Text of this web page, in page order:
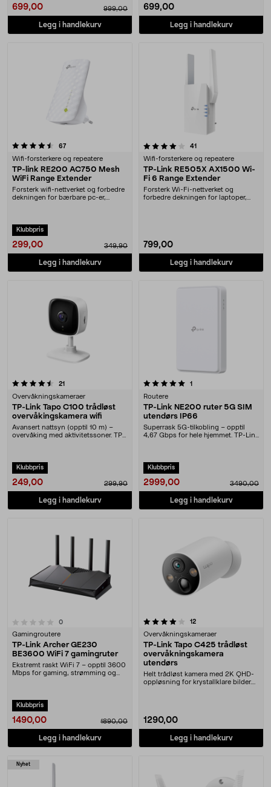
699,00 999,00
Legg i handlekurv
699,00
Legg i handlekurv
67anmeldelser
Wifi-forsterkere og repeatere
TP-link RE200 AC750 Mesh
WiFi Range Extender
Forsterk wifi-nettverket og forbedre
dekningen for bærbare pc-er,
Klubbpris
299,00 349,90
Legg i handlekurv
4.0 av 5 stjerner 41
Wifi-forsterkere og repeatere
TP-Link RE505X AX1500 Wi-
Fi 6 Range Extender
Forsterk Wi-Fi-nettverket og
forbedre dekningen for laptoper,
799,00
Legg i handlekurv
21
Overvåkningskameraer
TP-Link Tapo C100 trådløst
overvåkingskamera wifi
Avansert nattsyn (opptil 10 m) –
overvåking med aktivitetssoner. TP-
Klubbpris
249,00 299,90
Legg i handlekurv
5.0 av 5 stjerner 1
Routere
TP-Link NE200 ruter 5G SIM
utendørs IP66
Superrask 5G-tilkobling – opptil
4,67 Gbps for hele hjemmet. TP-Link
Klubbpris
2999,00 3490,00
Legg i handlekurv
0anmeldelser
Gamingroutere
TP-Link Archer GE230
BE3600 WiFi 7 gamingruter
Ekstremt raskt WiFi 7 – opptil 3600
Mbps for gaming, strømming og
Klubbpris
1490,00 1890,00
Legg i handlekurv
4.0 av 5 stjerner 12anmeldelser
Overvåkningskameraer
TP-Link Tapo C425 trådløst
overvåkningskamera
utendørs
Helt trådløst kamera med 2K QHD-
oppløsning for krystallklare bilder.
1290,00
Legg i handlekurv
Nyhet